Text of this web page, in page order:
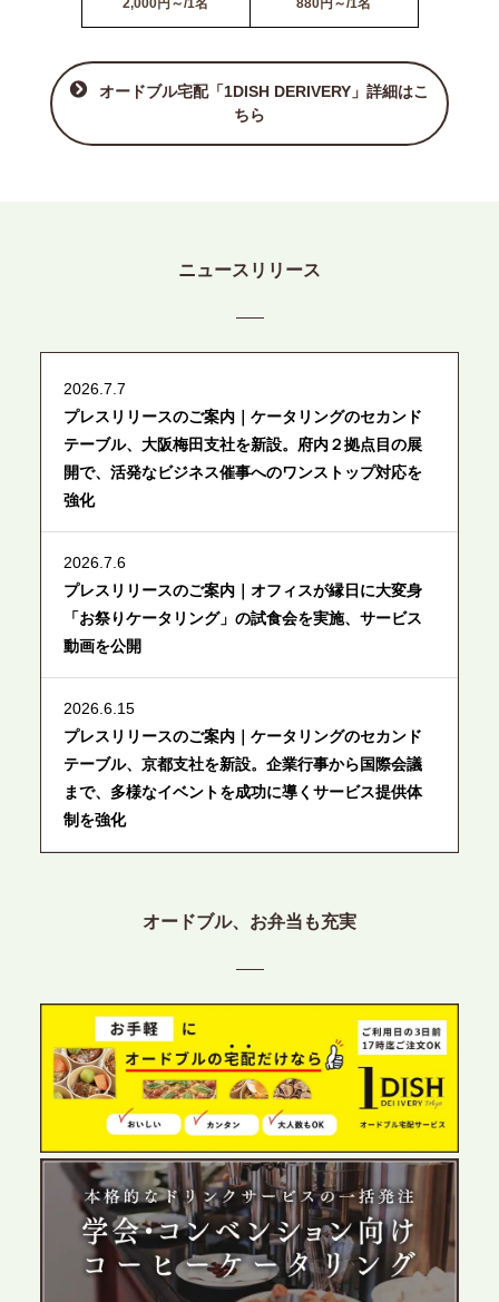
2,000円～/1名 880円～/1名
オードブル宅配「1DISH DERIVERY」詳細はこ
ちら
ニュースリリース
2026.7.7
プレスリリースのご案内｜ケータリングのセカンド
テーブル、大阪梅田支社を新設。府内２拠点目の展
開で、活発なビジネス催事へのワンストップ対応を
強化
2026.7.6
プレスリリースのご案内｜オフィスが縁日に大変身
「お祭りケータリング」の試食会を実施、サービス
動画を公開
2026.6.15
プレスリリースのご案内｜ケータリングのセカンド
テーブル、京都支社を新設。企業行事から国際会議
まで、多様なイベントを成功に導くサービス提供体
制を強化
プレスリリースのご案内｜ケータリングのセカンド
目の展開で、拡大する出張パーティー・ケータリン
2026.6.4
プレスリリースのご案内｜夏の社内親睦が、配属後
の離職防止に。オフィスや会議室で縁日気分を味わ
う「お祭りケータリング」の提供を開始
2026.5.29
プレスリリースのご案内｜ケータリングのセカンド
テーブル、群馬前橋支社を設立。再開発やオフィス
展開が進む前橋エリアの企業ニーズに応え、高品質
オードブル、お弁当も充実